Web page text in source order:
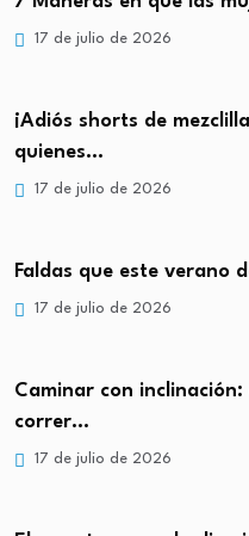
17 de julio de 2026
¡Adiós shorts de
quienes…
17 de julio de 2026
Faldas que este verano
17 de julio de 2026
Caminar con
correr…
17 de julio de 2026